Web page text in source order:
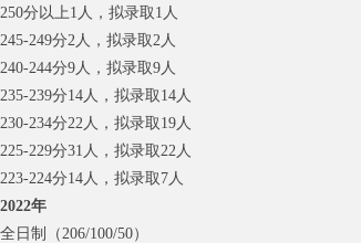
250分以上1人，拟录取1人
245-249分2人，拟录取2人
240-244分9人，拟录取9人
235-239分14人，拟录取14人
230-234分22人，拟录取19人
225-229分31人，拟录取22人
223-224分14人，拟录取7人
2022年
全日制（206/100/50）